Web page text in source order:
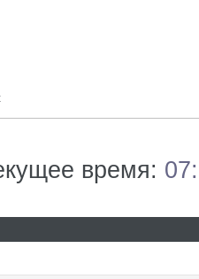
время: